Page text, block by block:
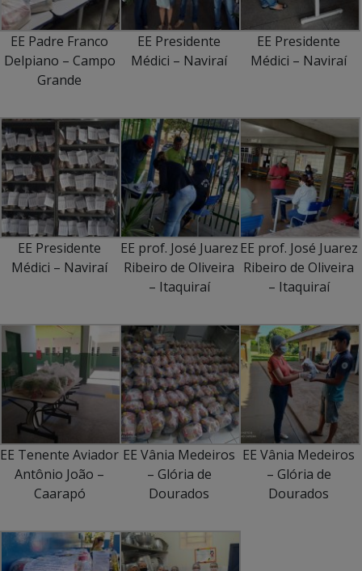
EE Padre Franco
Delpiano – Campo
Grande
EE Presidente
Médici – Naviraí
EE Presidente
Médici – Naviraí
EE Presidente
Médici – Naviraí
EE prof. José Juarez
Ribeiro de Oliveira
– Itaquiraí
EE prof. José Juarez
Ribeiro de Oliveira
– Itaquiraí
EE Tenente Aviador
Antônio João –
Caarapó
EE Vânia Medeiros
– Glória de
Dourados
EE Vânia Medeiros
– Glória de
Dourados